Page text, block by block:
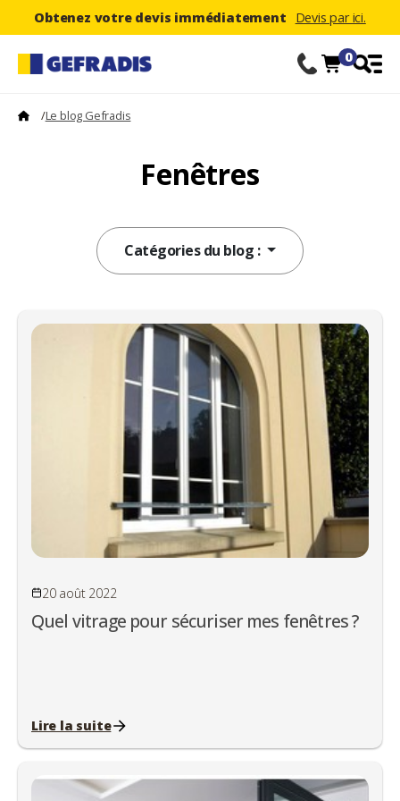
Obtenez votre devis immédiatement Devis par ici.
0
/Le blog Gefradis
Fenêtres
Catégories du blog :
20 août 2022
Quel vitrage pour sécuriser mes fenêtres ?
Lire la suite